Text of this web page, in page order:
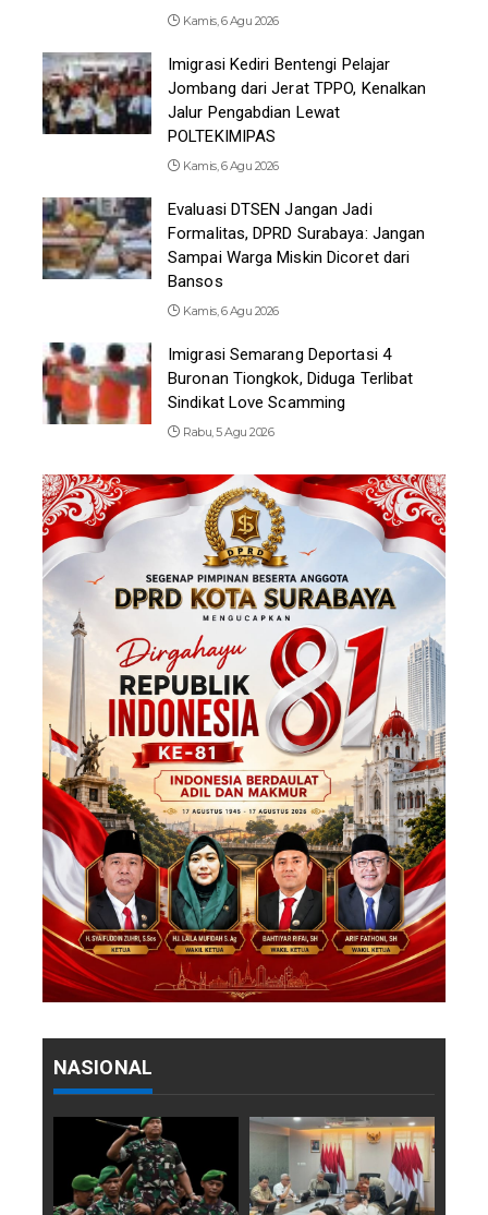
Kamis, 6 Agu 2026
Imigrasi Kediri Bentengi Pelajar
Jombang dari Jerat TPPO, Kenalkan
Jalur Pengabdian Lewat
POLTEKIMIPAS
Kamis, 6 Agu 2026
Evaluasi DTSEN Jangan Jadi
Formalitas, DPRD Surabaya: Jangan
Sampai Warga Miskin Dicoret dari
Bansos
Kamis, 6 Agu 2026
Imigrasi Semarang Deportasi 4
Buronan Tiongkok, Diduga Terlibat
Sindikat Love Scamming
Rabu, 5 Agu 2026
NASIONAL